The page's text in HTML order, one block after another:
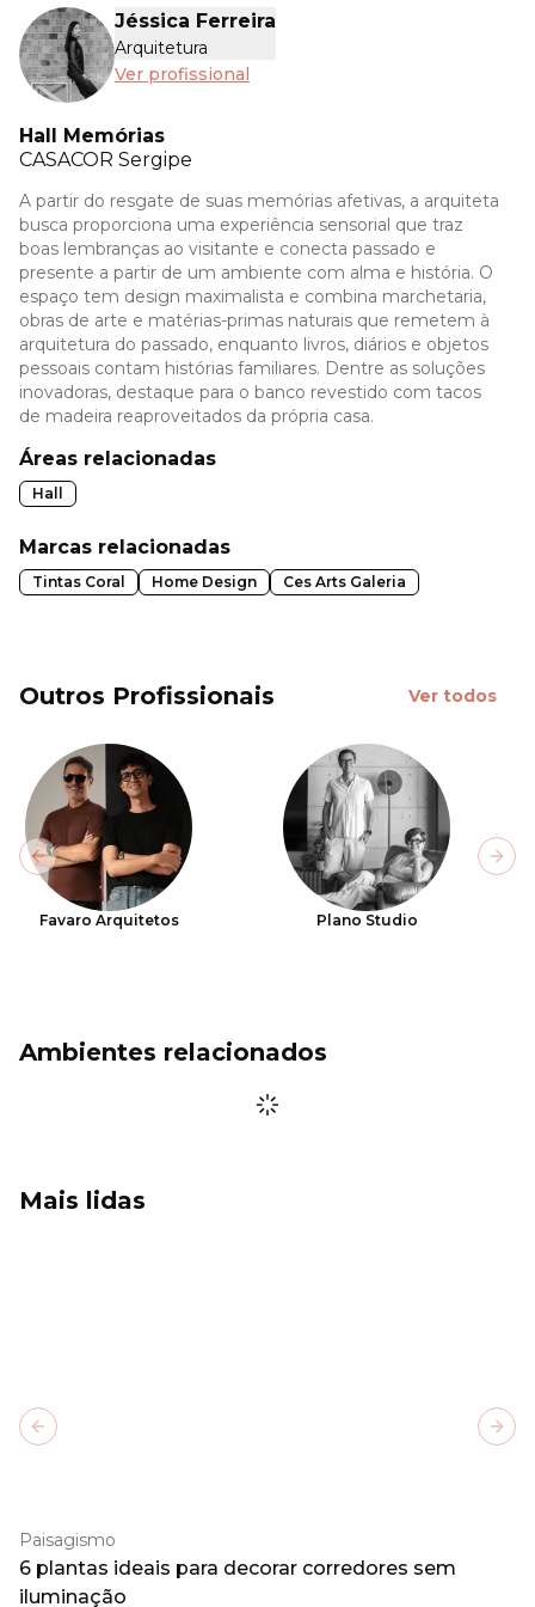
Jéssica Ferreira
Arquitetura
Ver profissional
Hall Memórias
CASACOR Sergipe
A partir do resgate de suas memórias afetivas, a arquiteta
busca proporciona uma experiência sensorial que traz
boas lembranças ao visitante e conecta passado e
presente a partir de um ambiente com alma e história. O
espaço tem design maximalista e combina marchetaria,
obras de arte e matérias-primas naturais que remetem à
arquitetura do passado, enquanto livros, diários e objetos
pessoais contam histórias familiares. Dentre as soluções
inovadoras, destaque para o banco revestido com tacos
de madeira reaproveitados da própria casa.
Áreas relacionadas
Hall
Marcas relacionadas
Tintas Coral Home Design Ces Arts Galeria
Outros Profissionais Ver todos
Favaro Arquitetos Plano Studio
Previous slide
Ambientes relacionados
Mais lidas
Paisagismo
6 plantas ideais para decorar corredores sem
iluminação
Previous slide